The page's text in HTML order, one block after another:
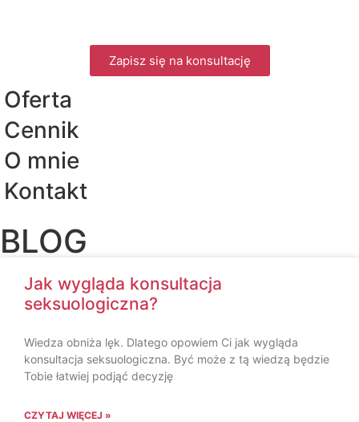
Zapisz się na konsultację
Oferta
Cennik
O mnie
Kontakt
BLOG
Jak wygląda konsultacja
seksuologiczna?
Wiedza obniża lęk. Dlatego opowiem Ci jak wygląda
konsultacja seksuologiczna. Być może z tą wiedzą będzie
Tobie łatwiej podjąć decyzję
CZYTAJ WIĘCEJ »